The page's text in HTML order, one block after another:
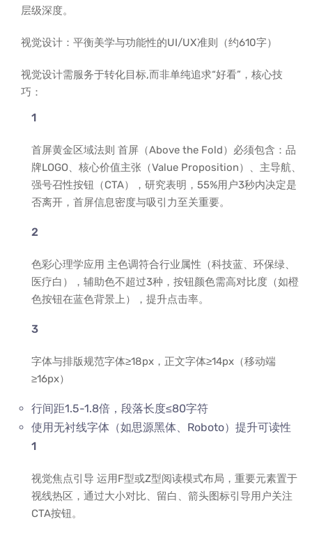
层级深度。
视觉设计：平衡美学与功能性的UI/UX准则（约610字）
视觉设计需服务于转化目标,而非单纯追求“好看”，核心技
巧：
首屏黄金区域法则 首屏（Above the Fold）必须包含：品
牌LOGO、核心价值主张（Value Proposition）、主导航、
强号召性按钮（CTA），研究表明，55%用户3秒内决定是
否离开，首屏信息密度与吸引力至关重要。
色彩心理学应用 主色调符合行业属性（科技蓝、环保绿、
医疗白），辅助色不超过3种，按钮颜色需高对比度（如橙
色按钮在蓝色背景上），提升点击率。
字体与排版规范字体≥18px，正文字体≥14px（移动端
≥16px）
行间距1.5-1.8倍，段落长度≤80字符
使用无衬线字体（如思源黑体、Roboto）提升可读性
视觉焦点引导 运用F型或Z型阅读模式布局，重要元素置于
视线热区，通过大小对比、留白、箭头图标引导用户关注
CTA按钮。